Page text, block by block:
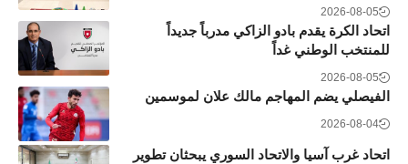
2026-08-05
اتحاد الكرة يقدم بادو الزاكي مدرباً جديداً
للمنتخب الوطني غداً
2026-08-05
الفيصلي يضم المهاجم مالك علان لموسمين
2026-08-04
اتحاد غرب آسيا والاتحاد السوري يبحثان تطوير